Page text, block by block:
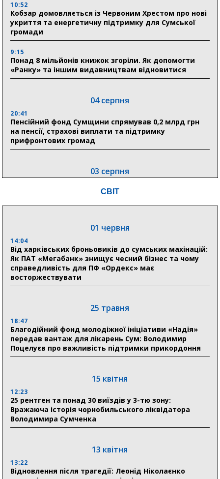
10:52
Кобзар домовляється із Червоним Хрестом про нові
укриття та енергетичну підтримку для Сумської
громади
9:15
Понад 8 мільйонів книжок згоріли. Як допомогти
«Ранку» та іншим видавництвам відновитися
04 серпня
20:41
Пенсійний фонд Сумщини спрямував 0,2 млрд грн
на пенсії, страхові виплати та підтримку
прифронтових громад
03 серпня
Романько розширює програму відпочинку дітей із
Ніколаєнко: у Сумах погодили 115 компенсацій на
відновлення житла майже на 6,6 млн грн
Сумщини пояснив, як отримати допомогу на зиму
17:52
«Укрексімбанк» припиняє виплату пенсій: у
Пенсійному фонді Сумщини пояснили, що робити
людям
відзнаки «Почесного громадянина міста Суми»
30 липня
Сумська клінічна лікарня Святого Пантелеймона
18:33
СВІТ
01 червня
14:04
Від харківських броньовиків до сумських махінацій:
Як ПАТ «Мегабанк» знищує чесний бізнес та чому
справедливість для ПФ «Ордекс» має
восторжествувати
25 травня
18:47
Благодійний фонд молодіжної ініціативи «Надія»
передав вантаж для лікарень Сум: Володимир
Поцелуєв про важливість підтримки прикордоння
15 квітня
12:23
25 рентген та понад 30 виїздів у 3-тю зону:
Вражаюча історія чорнобильського ліквідатора
Володимира Сумченка
13 квітня
13:22
Відновлення після трагедії: Леонід Ніколаєнко